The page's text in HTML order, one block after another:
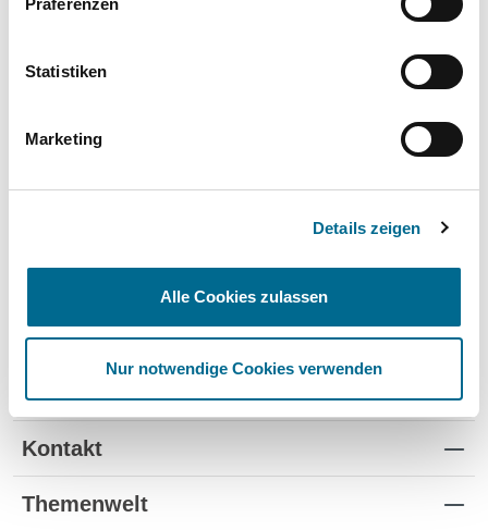
Präferenzen
Statistiken
Marketing
Details zeigen
Alle Cookies zulassen
Nur notwendige Cookies verwenden
Schnelle Verfügbarkeit
Flexible Laufzeiten ✔ - -
- -
Standorte
Kontakt
Themenwelt